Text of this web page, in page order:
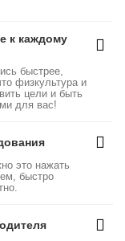
к каждому
быстрее,
физкультура и
цели и быть
для вас!
это нажать
быстро